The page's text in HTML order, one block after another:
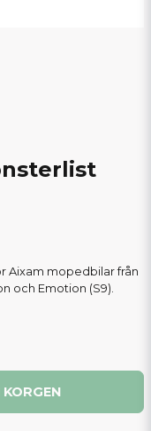
Aixam mopedbilar från
och Emotion (S9).